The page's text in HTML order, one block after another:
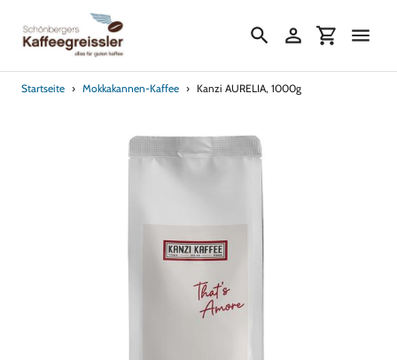
zum
Inhalt
SuchenEinloggen
Startseite › Mokkakannen-Kaffee › Kanzi AURELIA, 1000g